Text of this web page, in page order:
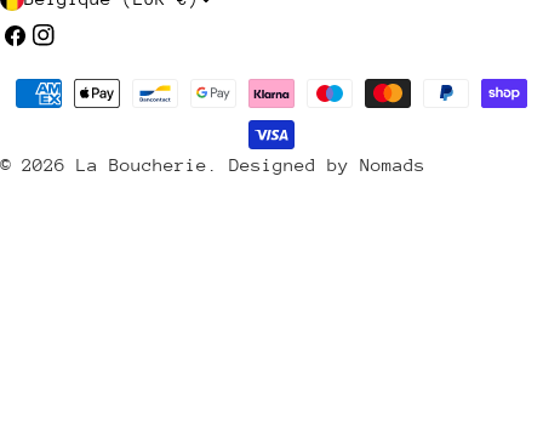
a
/
Facebook
Instagram
© 2026 La Boucherie Designed by Nomads
Méthodes
payement